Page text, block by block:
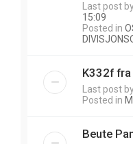
Last post
15:09
Posted in
K332f
Last post
Posted in
Beute